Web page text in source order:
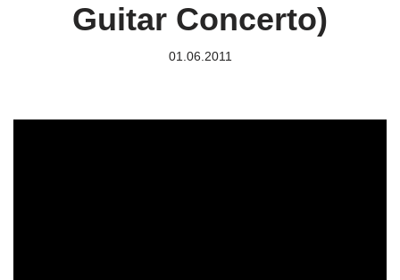
Guitar Concerto)
01.06.2011